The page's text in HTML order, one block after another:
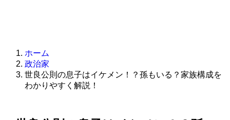
ホーム
政治家
世良公則の息子はイケメン！？孫もいる？家族構成を
わかりやすく解説！